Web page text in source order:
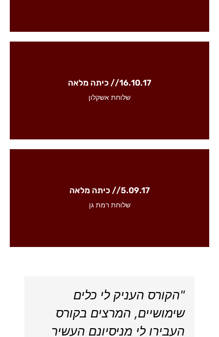
16.10.17 // כיתה מלאה
שלוחת אשקלון
5.09.17 // כיתה מלאה
שלוחת רמת גן
"הקורס העניק לי כלים
שימושיים, המרצים בקורס
העבירו לי מניסיונם העשיר